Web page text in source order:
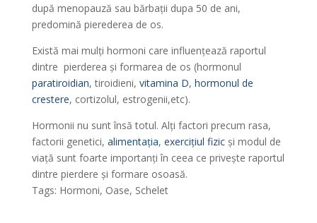
după menopauză sau bărbații dupa 50 de ani,
predomină pierederea de os.
Există mai mulți hormoni care influențează raportul
dintre pierderea și formarea de os (hormonul
paratiroidian, tiroidieni, vitamina D, hormonul de
crestere, cortizolul, estrogenii,etc).
Hormonii nu sunt însă totul. Alți factori precum rasa,
factorii genetici, alimentația, exercițiul fizicși modul de
viață sunt foarte importanți în ceea ce privește raportul
dintre pierdere și formare osoasă.
Tags: Hormoni, Oase, Schelet